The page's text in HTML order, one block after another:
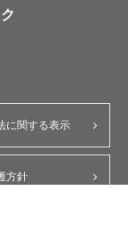
に関する表示
方針